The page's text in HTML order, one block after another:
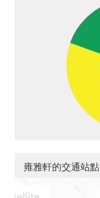
雍雅軒的交通站點